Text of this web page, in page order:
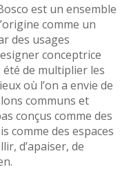
est un ensemble
comme un
des usages
conceptrice
été de multiplier les
où l’on a envie de
communs et
conçus comme des
comme des espaces
d’apaiser, de